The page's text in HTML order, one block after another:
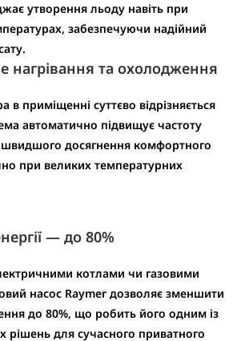
утворення льоду навіть при
забезпечуючи надійний
.
нагрівання та охолодження
в приміщенні суттєво відрізняється
автоматично підвищує частоту
швидшого досягнення комфортного
при великих температурних
— до 80%
котлами чи газовими
насос Raymer дозволяєзменшити
до 80%, що робить йогоодним із
рішень для сучасного приватного